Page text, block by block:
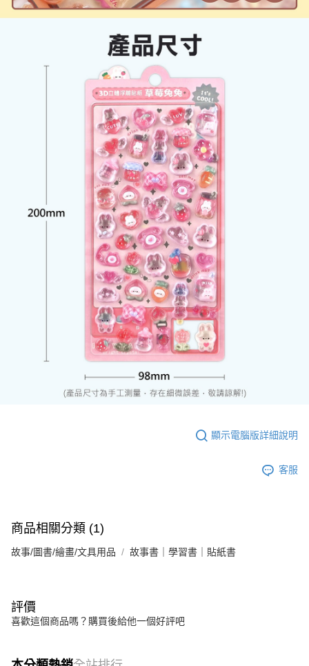
顯示電腦版詳細說明
客服
商品相關分類 (1)
故事/圖書/繪畫/文具用品 故事書｜學習書｜貼紙書
評價
喜歡這個商品嗎？購買後給他一個好評吧